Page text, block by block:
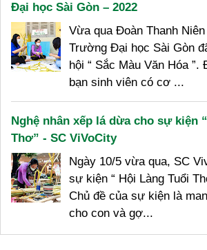
Đại học Sài Gòn – 2022
Vừa qua Đoàn Thanh
Trường Đại học Sài Gòn
hội “ Sắc Màu Văn Hóa
bạn sinh viên có cơ ...
Nghệ nhân xếp lá dừa cho sự kiện
Thơ” - SC ViVoCity
Ngày 10/5 vừa qua, SC
sự kiện “ Hội Làng Tuổi
Chủ đề của sự kiện là
cho con và gợ...